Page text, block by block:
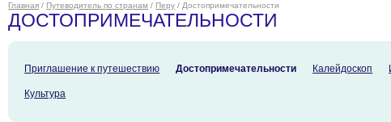
Главная / Путеводитель по странам / Перу / Достопримечательности
ДОСТОПРИМЕЧАТЕЛЬНОСТИ
Приглашение к путешествию Достопримечательности Калейдоскоп
Культура